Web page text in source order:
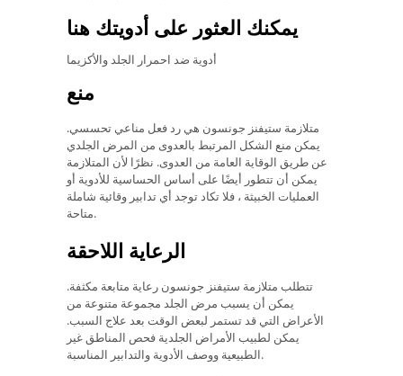
يمكنك العثور على أدويتك هنا
أدوية ضد احمرار الجلد والأكزيما
منع
متلازمة ستيفنز جونسون هي رد فعل مناعي تحسسي.
يمكن منع الشكل المرتبط بالعدوى من المرض الجلدي
عن طريق الوقاية العامة من العدوى. نظرًا لأن المتلازمة
يمكن أن تتطور أيضًا على أساس الحساسية للأدوية أو
العمليات الخبيثة ، فلا تكاد توجد أي تدابير وقائية شاملة
متاحة.
الرعاية اللاحقة
تتطلب متلازمة ستيفنز جونسون رعاية متابعة مكثفة.
يمكن أن يسبب مرض الجلد مجموعة متنوعة من
الأعراض التي قد تستمر لبعض الوقت بعد علاج السبب.
يمكن لطبيب الأمراض الجلدية فحص المناطق غير
الطبيعية ووصف الأدوية والتدابير المناسبة.